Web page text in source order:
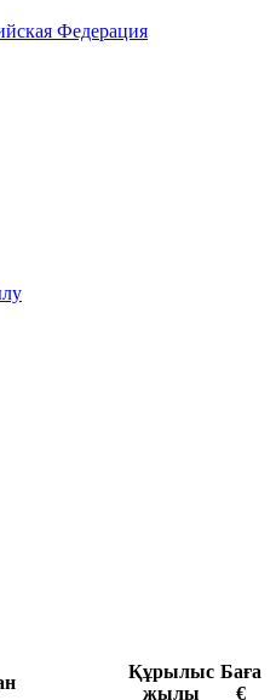
Федерация
Құрылыс
жылы
Баға
€